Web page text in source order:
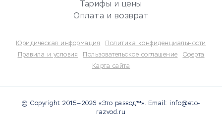
Потребительские кредиты
Тарифы и цены
Оплата и возврат
Юридическая информация
Политика конфиденциальности
Правила и условия
Пользовательское соглашение
Оферта
Карта сайта
© Copyright 2015—2026 «Это развод™». Email: info@eto-
razvod.ru